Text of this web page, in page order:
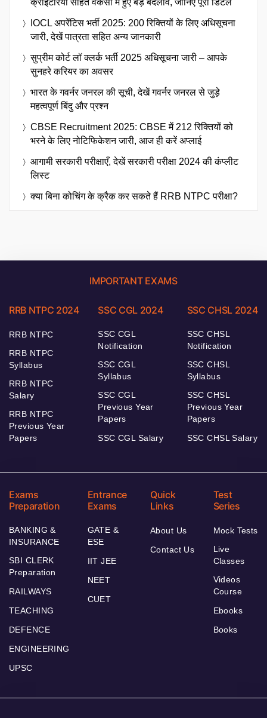
क्राईटेरिया सहित वेकेंसी में हुए बड़े बदलाव, जानिए पूरी डिटेल
IOCL अपरेंटिस भर्ती 2025: 200 रिक्तियों के लिए अधिसूचना
जारी, देखें पात्रता सहित अन्य जानकारी
सुप्रीम कोर्ट लॉ क्लर्क भर्ती 2025 अधिसूचना जारी – आपके
सुनहरे करियर का अवसर
भारत के गवर्नर जनरल की सूची, देखें गवर्नर जनरल से जुड़े
महत्वपूर्ण बिंदु और प्रश्न
CBSE Recruitment 2025: CBSE में 212 रिक्तियों को
भरने के लिए नोटिफिकेशन जारी, आज ही करें अप्लाई
आगामी सरकारी परीक्षाएँ, देखें सरकारी परीक्षा 2024 की कंप्लीट
लिस्ट
क्या बिना कोचिंग के क्रैक कर सकते हैं RRB NTPC परीक्षा?
IMPORTANT EXAMS
RRB NTPC 2024
RRB NTPC
RRB NTPC
Syllabus
RRB NTPC
Salary
RRB NTPC
Previous Year
Papers
SSC CGL 2024
SSC CGL
Notification
SSC CGL
Syllabus
SSC CGL
Previous Year
Papers
SSC CGL Salary
SSC CHSL 2024
SSC CHSL
Notification
SSC CHSL
Syllabus
SSC CHSL
Previous Year
Papers
SSC CHSL Salary
Exams
Preparation
BANKING &
INSURANCE
SBI CLERK
Preparation
RAILWAYS
TEACHING
DEFENCE
ENGINEERING
UPSC
Entrance
Exams
GATE &
ESE
IIT JEE
NEET
CUET
Quick
Links
About Us
Contact Us
Test
Series
Mock Tests
Live
Classes
Videos
Course
Ebooks
Books